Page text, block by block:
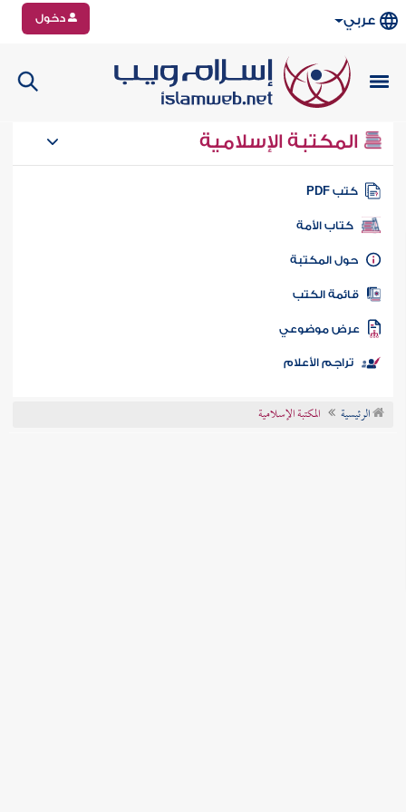
عربي دخول
المكتبة الإسلامية
كتب PDF
كتاب الأمة
المكتبة
الكتب
موضوعي
تراجم الأعلام
الرئيسية المكتبة الإسلامية